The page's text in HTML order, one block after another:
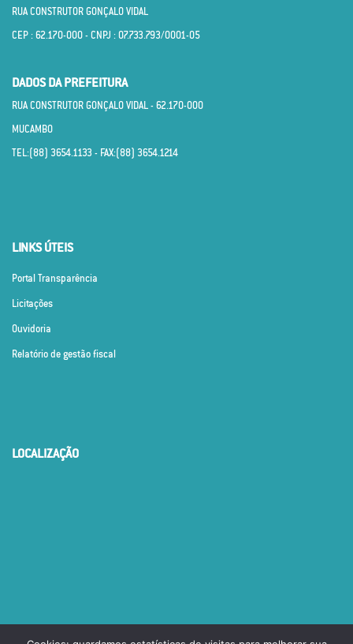
RUA CONSTRUTOR GONÇALO VIDAL
CEP : 62.170­-000 - CNPJ : 07.733.793/0001­-05
DADOS DA PREFEITURA
RUA CONSTRUTOR GONÇALO VIDAL - 62.170­-000
MUCAMBO
TEL:(88) 3654.1133 - FAX:(88) 3654.1214
LINKS ÚTEIS
Portal Transparência
Licitações
Ouvidoria
Relatório de gestão fiscal
LOCALIZAÇÃO